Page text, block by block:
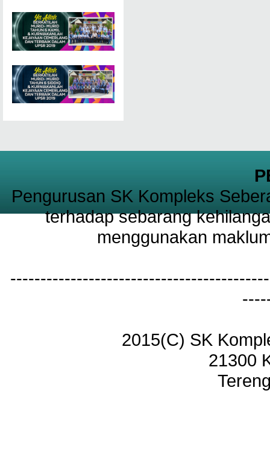
Pengurusan SK Kompleks
terhadap sebarang
menggunakan
2015(C) SK
21300